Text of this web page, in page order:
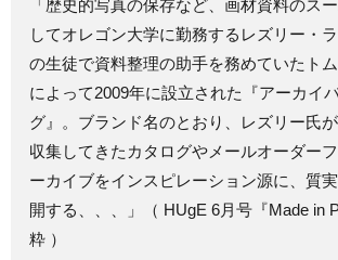
「歴史的写真の保存など、画材資料のス
してオレゴン大学に勤務するレズリー・
の生徒で資料整理の助手を務めていたト
によって2009年に設立された『アーカイ
グ』。ブランド名のとおり、レズリー氏
収集してきたカタログやメールオーダー
ーカイブをインスピレーション源に、質
開する、、、」（ HUgE 6月号『Made in
粋 ）